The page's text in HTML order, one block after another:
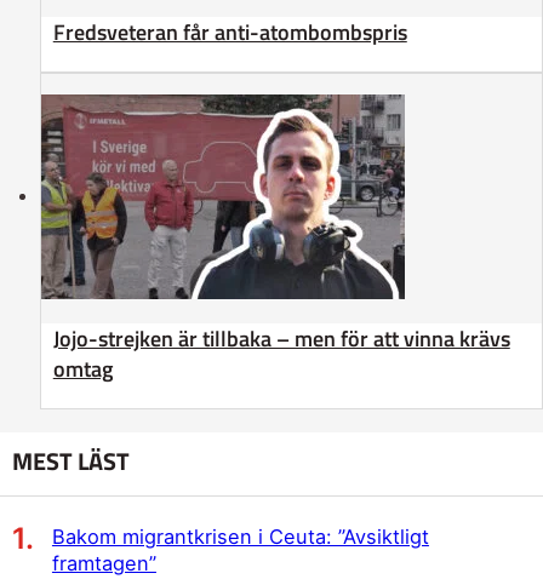
Fredsveteran får anti-atombombspris
Jojo-strejken är tillbaka – men för att vinna krävs
omtag
MEST LÄST
Bakom migrantkrisen i Ceuta: ”Avsiktligt
framtagen”